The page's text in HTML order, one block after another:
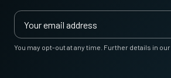
You may opt-out at any time. Further details in our